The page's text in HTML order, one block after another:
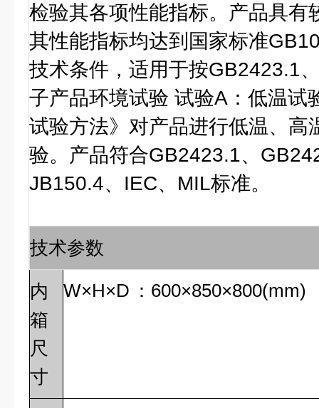
检验其各项性能指标。产品具有
其性能指标均达到国家标准
技术条件，适用于按GB2423.1
子产品环境试验 试验A：低温试
试验方法》对产品进行低温、高
验。产品符合GB2423.1、
JB150.4、IEC、MIL标准。
技术参数
内
箱
尺
寸
W×H×D ：600×850×800(mm)